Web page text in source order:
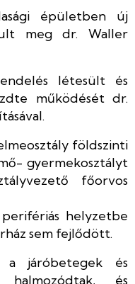
épületben új
meg dr. Waller
létesült és
működését dr.
földszinti
gyermekosztályt
főorvos
helyzetbe
sem fejlődött.
a járóbetegek és
halmozódtak, és